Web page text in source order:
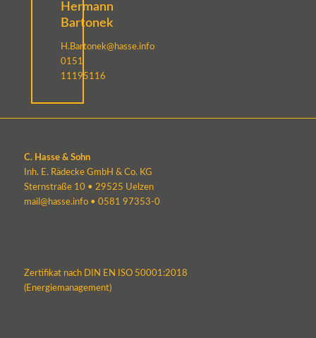
Hermann
Bartonek
H.Bartonek@hasse.info
0151
11195116
C. Hasse & Sohn
Inh. E. Rädecke GmbH & Co. KG
Sternstraße 10 • 29525 Uelzen
mail@hasse.info• 0581 97353-0
Zertifikat nach DIN EN ISO 50001:2018
(Energiemanagement)